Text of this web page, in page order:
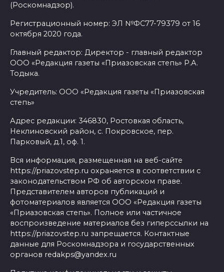
(Роскомнадзор).
Регистрационный номер: ЭЛ №ФС77-79379 от 16
октября 2020 года.
Главный редактор: Директор - главный редактор
ООО «Редакция газеты «Приазовская степь» Р.А.
Тодыка.
Учредитель: ООО «Редакция газеты «Приазовская
степь»
Адрес редакции: 346830, Ростовкая область,
Неклиновский район, с. Покровское, пер.
Парковый, д.1, оф. 1.
Вся информация, размещенная на веб-сайте
https://priazovstep.ru охраняется в соответствии с
законодательством РФ об авторском праве.
Представителем авторов публикаций и
фотоматериалов является ООО «Редакция газеты
«Приазовская степь». Полное или частичное
воспроизведение материалов без гиперссылки на
https://priazovstep.ru запрещается. Контактные
данные для Роскомнадзора и государственных
органов redakps@yandex.ru